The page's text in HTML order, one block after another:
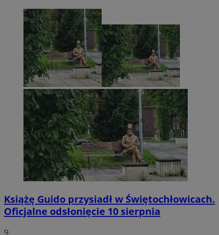
Książę Guido przysiadł w Świętochłowicach.
Oficjalne odsłonięcie 10 sierpnia
9